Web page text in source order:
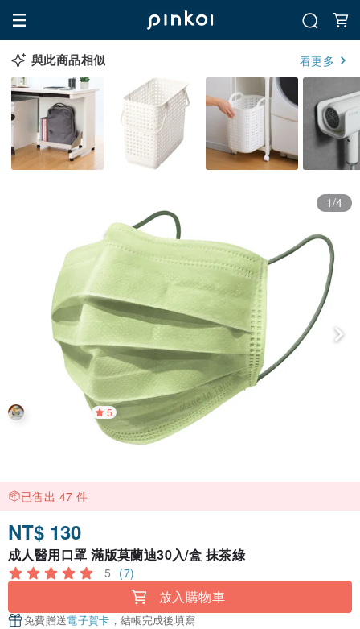
與此商品相似 看更多
1/4
5
已售出 47 件
NT$ 130
成人醫用口罩 滿版莫蘭迪30入/盒 抹茶綠
5 (7)
放入購物車
免費贈送電子賀卡 ，結帳完成後填寫